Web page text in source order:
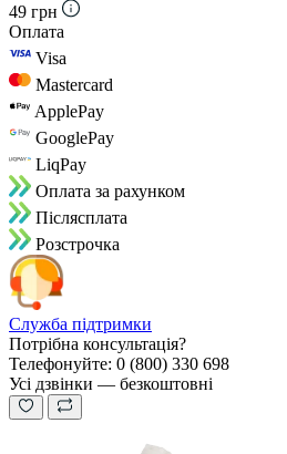
49 грн
Оплата
Visa
Mastercard
ApplePay
GooglePay
LiqPay
Оплата за рахунком
Пiслясплата
Розстрочка
Служба підтримки
Потрібна консультація?
Телефонуйте: 0 (800) 330 698
Усі дзвінки — безкоштовні